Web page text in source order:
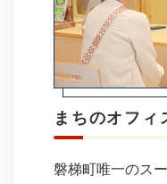
まちのオフィ
磐梯町唯一のス